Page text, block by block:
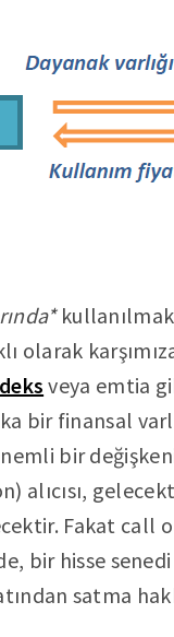
olarak
veya emtia
bir finansal
bir
alıcısı,
Fakat call
bir hisse
satma